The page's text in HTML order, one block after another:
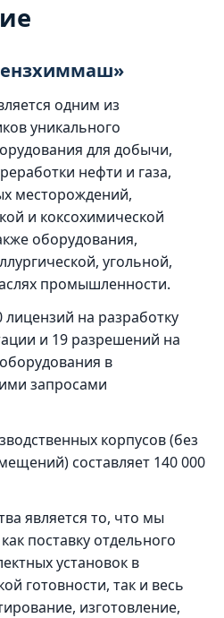
одним из
уникального
для добычи,
нефти и газа,
месторождений,
и коксохимической
оборудования,
угольной,
промышленности.
на разработку
и 19 разрешений на
в
запросами
корпусов (без
составляет 140 000
является то, что мы
поставку отдельного
установок в
готовности, так и весь
изготовление,